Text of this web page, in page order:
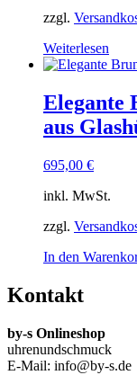
zzgl.
Weiterlesen
Elegante
aus
695,00 €
inkl. MwSt.
zzgl.
In den
Kontakt
by-s Onlineshop
uhrenundschmuck
E-Mail: info@by-s.de